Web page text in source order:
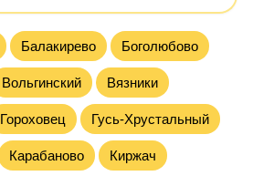
Балакирево Боголюбово
Вольгинский Вязники
Гороховец Гусь-Хрустальный
Карабаново Киржач